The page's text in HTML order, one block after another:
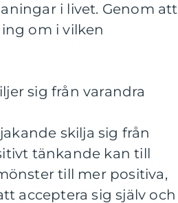
i livet. Genom att
om i vilken
sig från varandra
skilja sig från
tänkande kan till
till mer positiva,
acceptera sig själv och